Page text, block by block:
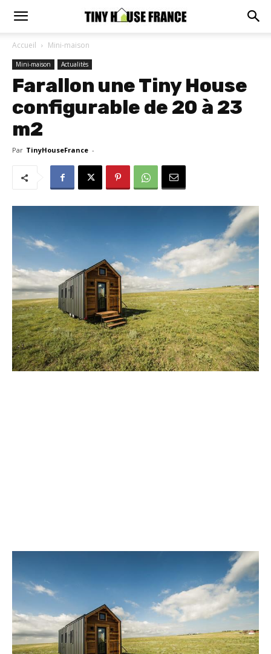
Accueil Mini-maison
Mini-maison Actualitès
Farallon une Tiny House
configurable de 20 à 23
m2
Par TinyHouseFrance -